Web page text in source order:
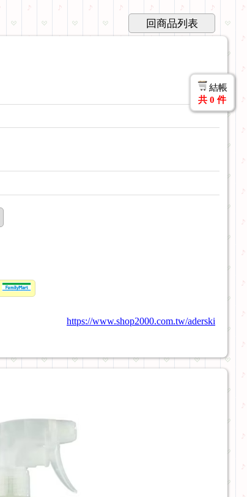
回商品列表
https://www.shop2000.com.tw/aderski
結帳
共 0 件